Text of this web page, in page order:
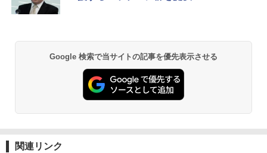
Google 検索で当サイトの記事を優先表示させる
関連リンク